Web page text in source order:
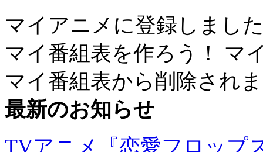
マイアニメに登録しまし
マイ番組表を作ろう！
マ
マイ番組表から削除され
最新のお知らせ
TVアニメ『恋愛フロップ